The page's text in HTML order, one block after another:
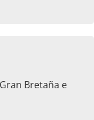
Bretaña e